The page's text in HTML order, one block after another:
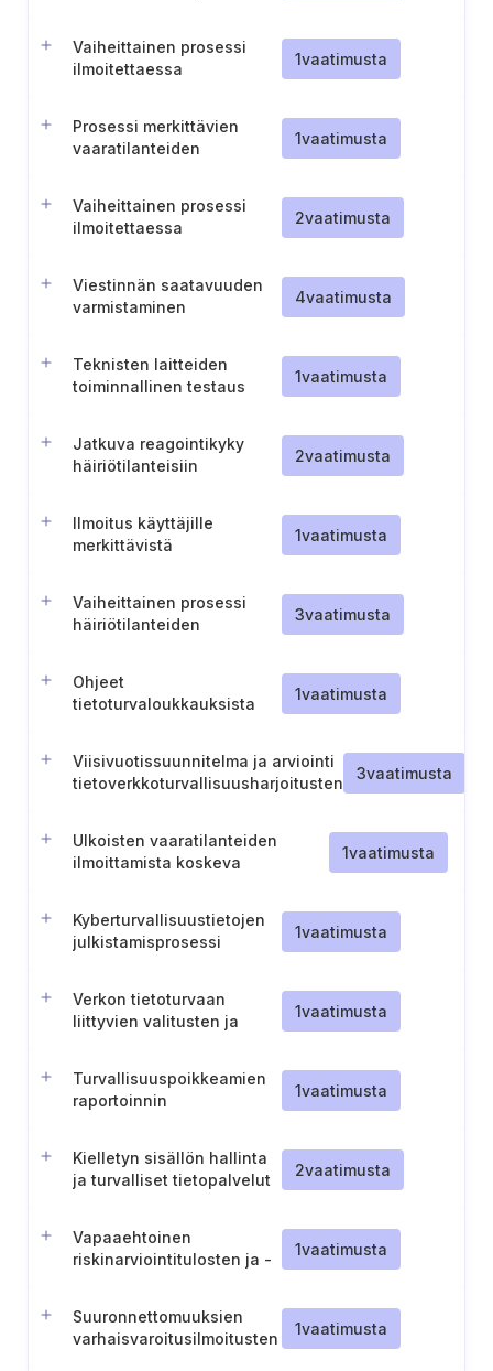
Vaiheittainen prosessi
ilmoitettaessa
1vaatimusta
Prosessi merkittävien
vaaratilanteiden
(Ahvenanmaa).
1vaatimusta
Vaiheittainen prosessi
ilmoitettaessa
(Ahvenanmaa).
2vaatimusta
Viestinnän saatavuuden
varmistaminen
4vaatimusta
Teknisten laitteiden
toiminnallinen testaus
1vaatimusta
Jatkuva reagointikyky
häiriötilanteisiin
2vaatimusta
Ilmoitus käyttäjille
merkittävistä
1vaatimusta
Vaiheittainen prosessi
häiriötilanteiden
energia).
3vaatimusta
Ohjeet
tietoturvaloukkauksista
1vaatimusta
Viisivuotissuunnitelma ja arviointi
tietoverkkoturvallisuusharjoitusten
3vaatimusta
Ulkoisten vaaratilanteiden
ilmoittamista koskeva
1vaatimusta
Kyberturvallisuustietojen
julkistamisprosessi
1vaatimusta
Verkon tietoturvaan
liittyvien valitusten ja
1vaatimusta
Turvallisuuspoikkeamien
raportoinnin
1vaatimusta
Kielletyn sisällön hallinta
ja turvalliset tietopalvelut
2vaatimusta
Vapaaehtoinen
riskinarviointitulosten ja -
1vaatimusta
Suuronnettomuuksien
varhaisvaroitusilmoitusten
1vaatimusta